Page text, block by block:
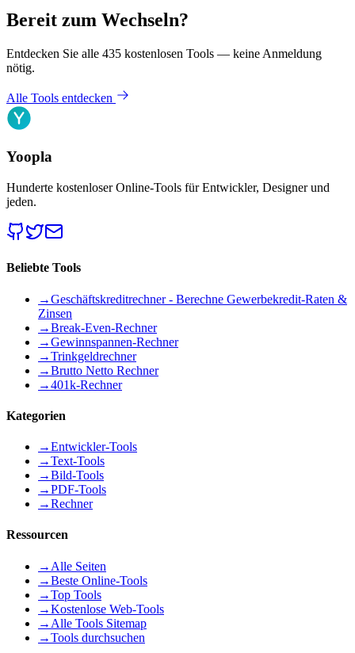
Bereit zum Wechseln?
Entdecken Sie alle 435 kostenlosen Tools — keine Anmeldung
nötig.
Alle Tools entdecken
Yoopla
Hunderte kostenloser Online-Tools für Entwickler, Designer und
jeden.
Beliebte Tools
→Geschäftskreditrechner - Berechne Gewerbekredit-Raten &
Zinsen
→Break-Even-Rechner
→Gewinnspannen-Rechner
→Trinkgeldrechner
→Brutto Netto Rechner
→401k-Rechner
Kategorien
→Entwickler-Tools
→Text-Tools
→Bild-Tools
→PDF-Tools
→Rechner
Ressourcen
→ Alle Seiten
→Beste Online-Tools
→Top Tools
→Kostenlose Web-Tools
→ Alle Tools Sitemap
→Tools durchsuchen